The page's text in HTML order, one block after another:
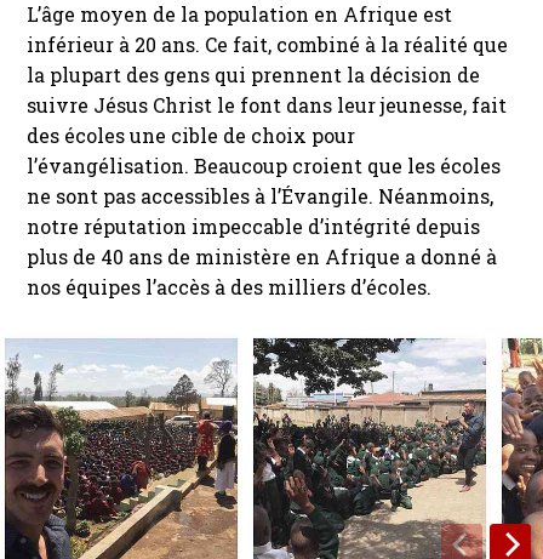
L’âge moyen de la population en Afrique est
inférieur à 20 ans. Ce fait, combiné à la réalité que
la plupart des gens qui prennent la décision de
suivre Jésus Christ le font dans leur jeunesse, fait
des écoles une cible de choix pour
l’évangélisation. Beaucoup croient que les écoles
ne sont pas accessibles à l’Évangile. Néanmoins,
notre réputation impeccable d’intégrité depuis
plus de 40 ans de ministère en Afrique a donné à
nos équipes l’accès à des milliers d’écoles.